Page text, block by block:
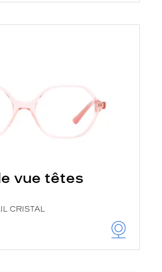
vue têtes
CRISTAL